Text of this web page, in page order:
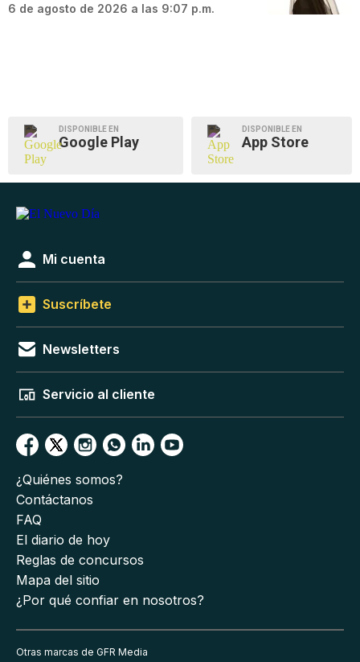
6 de agosto de 2026 a las 9:07 p.m.
DISPONIBLE EN
Google Play
DISPONIBLE EN
App Store
Mi cuenta
Suscríbete
Newsletters
Servicio al cliente
¿Quiénes somos?
Contáctanos
FAQ
El diario de hoy
Reglas de concursos
Mapa del sitio
¿Por qué confiar en nosotros?
Otras marcas de GFR Media